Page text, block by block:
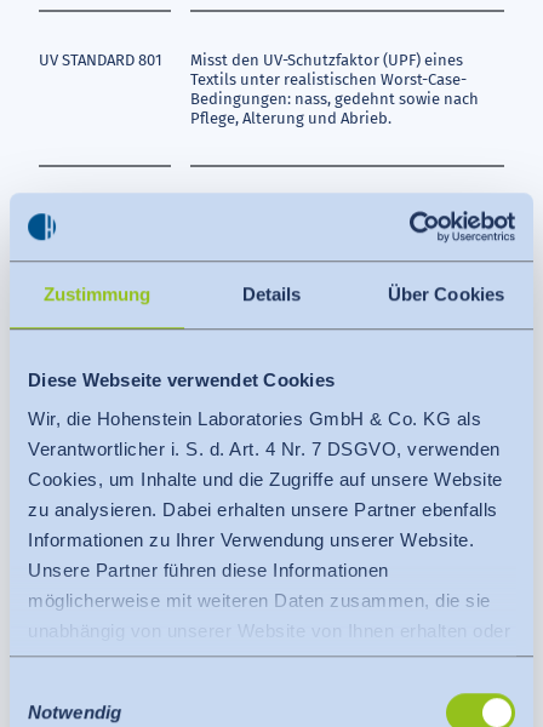
Zustimmung Details Über Cookies
Diese Webseite verwendet Cookies
Wir, die Hohenstein Laboratories GmbH & Co. KG als
Verantwortlicher i. S. d. Art. 4 Nr. 7 DSGVO, verwenden
Cookies, um Inhalte und die Zugriffe auf unsere Website
zu analysieren. Dabei erhalten unsere Partner ebenfalls
Informationen zu Ihrer Verwendung unserer Website.
Unsere Partner führen diese Informationen
möglicherweise mit weiteren Daten zusammen, die sie
unabhängig von unserer Website von Ihnen erhalten oder
gesammelt haben.
Es findet eine Datenübermittlung an ein Drittland oder
eine internationale Organisation statt. Berücksichtigt
Notwendig
UV STANDARD 801
Misst den UV-Schutzfaktor (UPF) eines
Textils unter realistischen Worst-Case-
Bedingungen: nass, gedehnt sowie nach
Pflege, Alterung und Abrieb.
Passform, Schnitt
& Digital Fitting
Prüft und zertifiziert, ob Schnittmuster und
Konfektionsgrößen einer Kollektion
traditionell oder digital per 3D-Simulation.
Passform über alle Größen einer
Textilpflege &
Prüft für die häusliche Wäschepflege im
Parameter von Waschmitteln und
Waschhilfsmitteln wie Weichspülern,
Wäschereien: RAL-Gütezeichen als
Nachweis für die Qualität und Hygiene
sachgemäßer und verantwortungsvoller
gewerblicher Wäsche. Darüber hinaus:
Überprüfung der Leasing-Tauglichkeit von